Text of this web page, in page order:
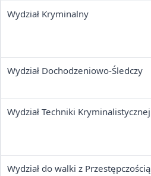
Wydział Kryminalny
Wydział Dochodzeniowo-Śledczy
Wydział Techniki Kryminalistycznej
Wydział do walki z Przestępczością